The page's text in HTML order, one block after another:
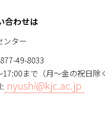
合わせは
ンター
49-8033
17:00まで（月～金の祝日除
nyushi@kjc.ac.jp